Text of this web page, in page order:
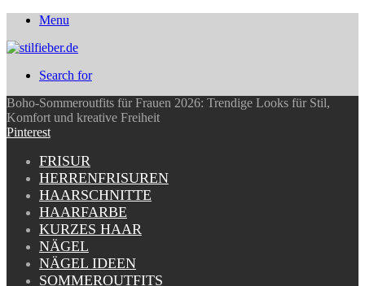
Menu
Search for
Boho-Sommeroutfits für Frauen 2026: Trendige Looks für Stil,
Komfort und kreative Freiheit
Pinterest
FRISUR
HERRENFRISUREN
HAARSCHNITTE
HAARFARBE
KURZES HAAR
NÄGEL
NÄGEL IDEEN
SOMMEROUTFITS